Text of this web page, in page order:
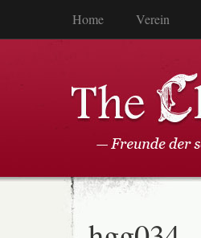
Home Verein